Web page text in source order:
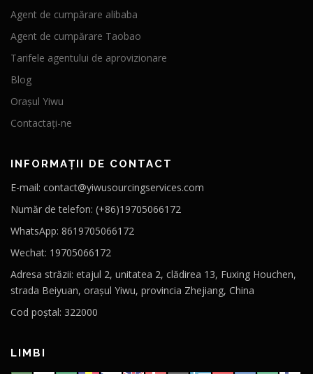
Agent de cumpărare alibaba
Agent de cumpărare Taobao
Tarifele agentului de aprovizionare
Blog
Orașul Yiwu
Contactați-ne
INFORMAȚII DE CONTACT
E-mail: contact@yiwusourcingservices.com
Număr de telefon: (+86)19705066172
WhatsApp: 8619705066172
Wechat: 19705066172
Adresa străzii: etajul 2, unitatea 2, clădirea 13, Fuxing Houchen,
strada Beiyuan, orașul Yiwu, provincia Zhejiang, China
Cod poștal: 322000
LIMBI